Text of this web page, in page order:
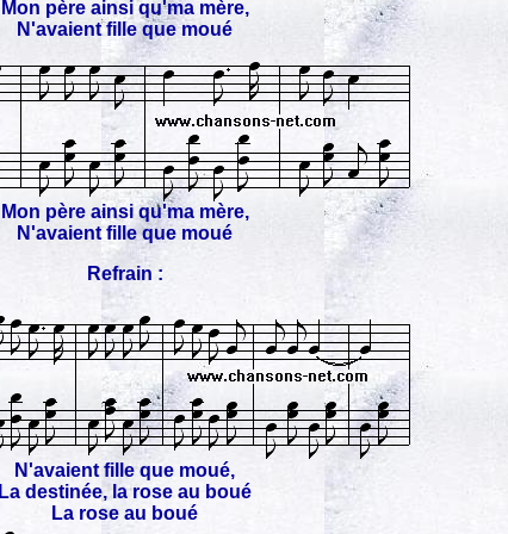
Mon père ainsi qu'ma mère,
N'avaient fille que moué
Mon père ainsi qu'ma mère,
N'avaient fille que moué
Refrain :
N'avaient fille que moué,
La destinée, la rose au boué
La rose au boué